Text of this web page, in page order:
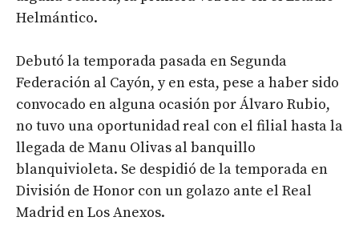
Helmántico.
Debutó la temporada pasada en Segunda
Federación al Cayón, y en esta, pese a haber sido
convocado en alguna ocasión por Álvaro Rubio,
no tuvo una oportunidad real con el filial hasta la
llegada de Manu Olivas al banquillo
blanquivioleta. Se despidió de la temporada en
División de Honor con un golazo ante el Real
Madrid en Los Anexos.